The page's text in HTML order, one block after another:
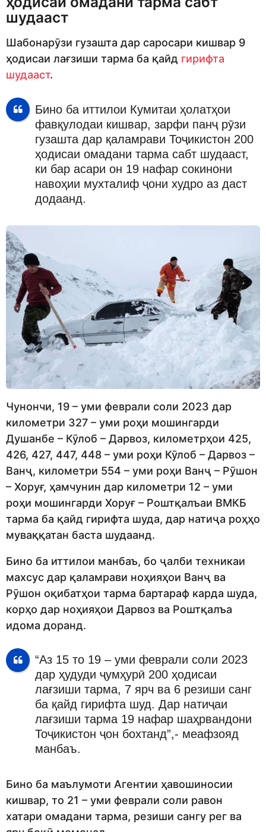
шудааст
Шабонарӯзи гузашта дар саросари кишвар 9
ҳодисаи лағзиши тарма ба қайд гирифта
шудааст.
Бино ба иттилои Кумитаи ҳолатҳои
фавқулодаи кишвар, зарфи панҷ рӯзи
гузашта дар қаламрави Тоҷикистон 200
ҳодисаи омадани тарма сабт шудааст,
ки бар асари он 19 нафар сокинони
навоҳии мухталиф ҷони худро аз даст
додаанд.
Чунончи, 19 – уми феврали соли 2023 дар
километри 327 – уми роҳи мошингарди
Душанбе – Кӯлоб – Дарвоз, километрҳои 425,
426, 427, 447, 448 – уми роҳи Кӯлоб – Дарвоз –
Ванҷ, километри 554 – уми роҳи Ванҷ – Рӯшон
– Хоруғ, ҳамчунин дар километри 12 – уми
роҳи мошингарди Хоруғ – Роштқалъаи ВМКБ
тарма ба қайд гирифта шуда, дар натиҷа роҳҳо
муваққатан баста шудаанд.
Бино ба иттилои манбаъ, бо ҷалби техникаи
махсус дар қаламрави ноҳияҳои Ванҷ ва
Рӯшон оқибатҳои тарма бартараф карда шуда,
корҳо дар ноҳияҳои Дарвоз ва Роштқалъа
идома доранд.
“Аз 15 то 19 – уми феврали соли 2023
дар ҳудуди ҷумҳурӣ 200 ҳодисаи
лағзиши тарма, 7 ярч ва 6 резиши санг
ба қайд гирифта шуд. Дар натиҷаи
лағзиши тарма 19 нафар шаҳрвандони
Тоҷикистон ҷон бохтанд”,- меафзояд
манбаъ.
Бино ба маълумоти Агентии ҳавошиносии
кишвар, то 21 – уми феврали соли равон
хатари омадани тарма, резиши сангу рег ва